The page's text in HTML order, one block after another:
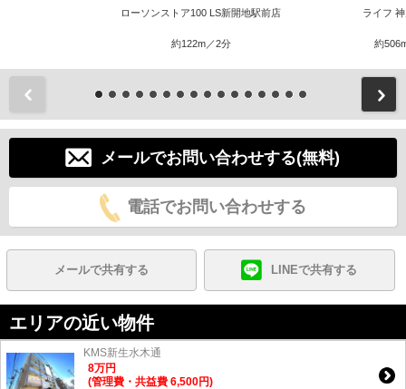
ローソンストア100 LS新開地駅前店
約122m／2分
ライフ
約
メールでお問い合わせする(無料)
電話でお問い合わせする
メールで共有する LINEで共有する
エリアの近い物件
KMS新生水木通
8万円
(管理費・共益費 6,500円)